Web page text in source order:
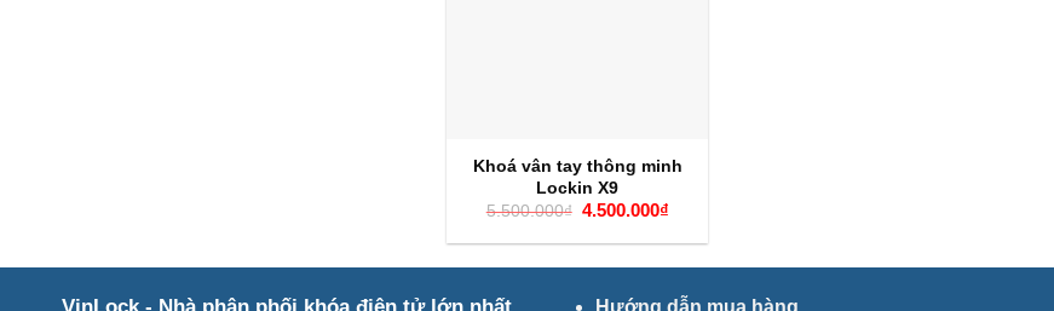
Khoá vân tay thông minh
Lockin X9
5.500.000₫ Giá
là:
5.500.000₫.
4.500.000₫Giá
tại
là: